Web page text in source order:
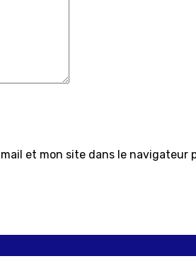
et mon site dans le navigateur